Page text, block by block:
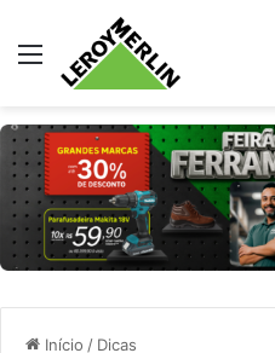
Menu
Início / Dicas